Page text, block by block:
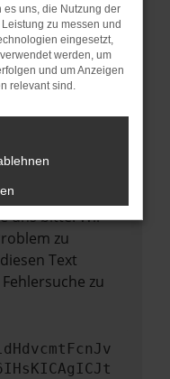
und dein
neuesten Stand
nur ein
nicht
Schritte
uns bitte. Wir
zu
Text
zu
es uns, die Nutzung der
zu messen und
eingesetzt,
werden, um
und um Anzeigen
relevant sind.